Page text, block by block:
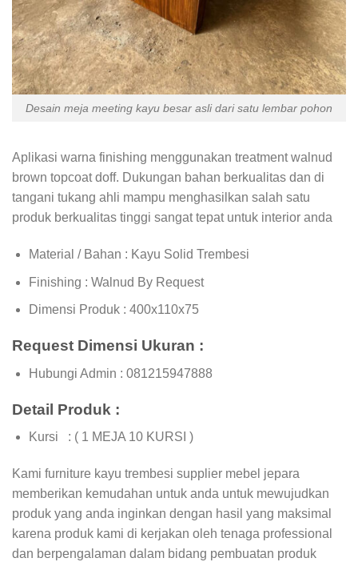
Desain meja meeting kayu besar asli dari satu lembar pohon
Aplikasi warna finishing menggunakan treatment walnud
brown topcoat doff. Dukungan bahan berkualitas dan di
tangani tukang ahli mampu menghasilkan salah satu
produk berkualitas tinggi sangat tepat untuk interior anda
Material / Bahan : Kayu Solid Trembesi
Finishing : Walnud By Request
Dimensi Produk : 400x110x75
Request Dimensi Ukuran :
Hubungi Admin : 081215947888
Detail Produk :
Kursi : ( 1 MEJA 10 KURSI )
Kami furniture kayu trembesi supplier mebel jepara
memberikan kemudahan untuk anda untuk mewujudkan
produk yang anda inginkan dengan hasil yang maksimal
karena produk kami di kerjakan oleh tenaga professional
dan berpengalaman dalam bidang pembuatan produk